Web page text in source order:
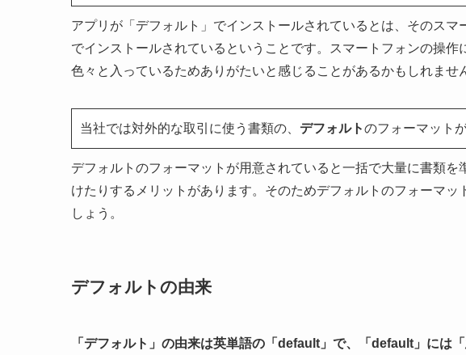
アプリが「デフォルト」でインストールされているとは、そのス
でインストールされているということです。スマートフォンの操
色々と入っているためありがたいと感じることがあるかもしれませ
当社では対外的な取引に使う書類の、 デフォルトのフォーマット
デフォルトのフォーマットが用意されていると一括で大量に書類
けたりするメリットがあります。そのためデフォルトのフォーマ
しょう。
デフォルトの由来
「デフォルト」の由来は英単語の「default」で、「default」には